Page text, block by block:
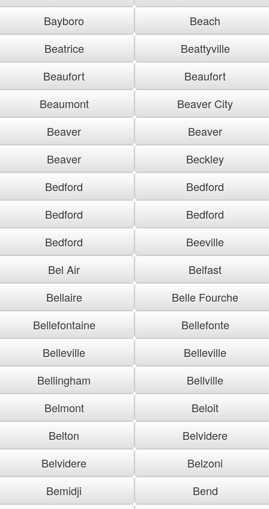
Bayboro
Beach
Beatrice
Beattyville
Beaufort
Beaufort
Beaumont
Beaver City
Beaver
Beaver
Beaver
Beckley
Bedford
Bedford
Bedford
Bedford
Bedford
Beeville
Bel Air
Belfast
Bellaire
Belle Fourche
Bellefontaine
Bellefonte
Belleville
Belleville
Bellingham
Bellville
Belmont
Beloit
Belton
Belvidere
Belvidere
Belzoni
Bemidji
Bend